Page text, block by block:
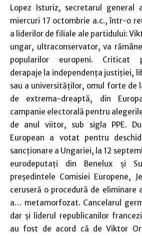
Lopez Isturiz, secretarul general
miercuri 17 octombrie a.c., într-o
a liderilor de filiale ale partidului:
ungar, ultraconservator, va
popularilor europeni. Criticat
derapaje la independenţa justiţiei,
sau a universităţilor, omul forte de
de extrema-dreaptă, din
campanie electorală pentru
de anul viitor, sub sigla PPE.
European a votat pentru
sancţionare a Ungariei, la 12
eurodeputaţi din Benelux şi
preşedintele Comisiei Europene,
ceruseră o procedură de
a… metamorfozat. Cancelarul
dar şi liderul republicanilor
au fost de acord că de Viktor